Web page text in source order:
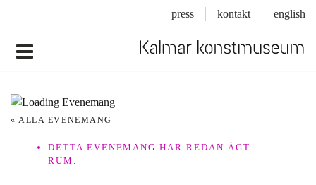
press kontakt english
« ALLA EVENEMANG
DETTA EVENEMANG HAR REDAN ÄGT
RUM.